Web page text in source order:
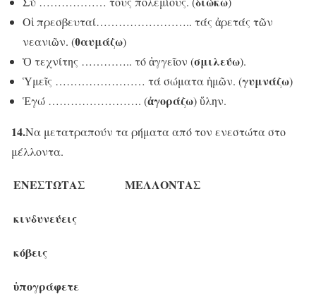
Οἱ πρεσβευταί…………………….. τάς ἀρετάς τῶν
νεανιῶν. (θαυμάζω)
Ὁ τεχνίτης ………….. τό ἀγγεῖον (σμιλεύω).
Ὑμεῖς …………………… τά σώματα ἡμῶν. (γυμνάζω)
Ἑγώ ……………………. (ἀγοράζω) ὕλην.
14.Να μετατραπούν τα ρήματα από τον ενεστώτα στο
μέλλοντα.
ΕΝΕΣΤΩΤΑΣ ΜΕΛΛΟΝΤΑΣ
κινδυνεύεις
κόβεις
ὑπογράφετε